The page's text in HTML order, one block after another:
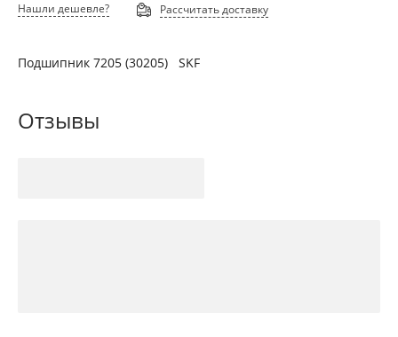
Нашли дешевле? Рассчитать доставку
Подшипник 7205 (30205) SKF
Отзывы